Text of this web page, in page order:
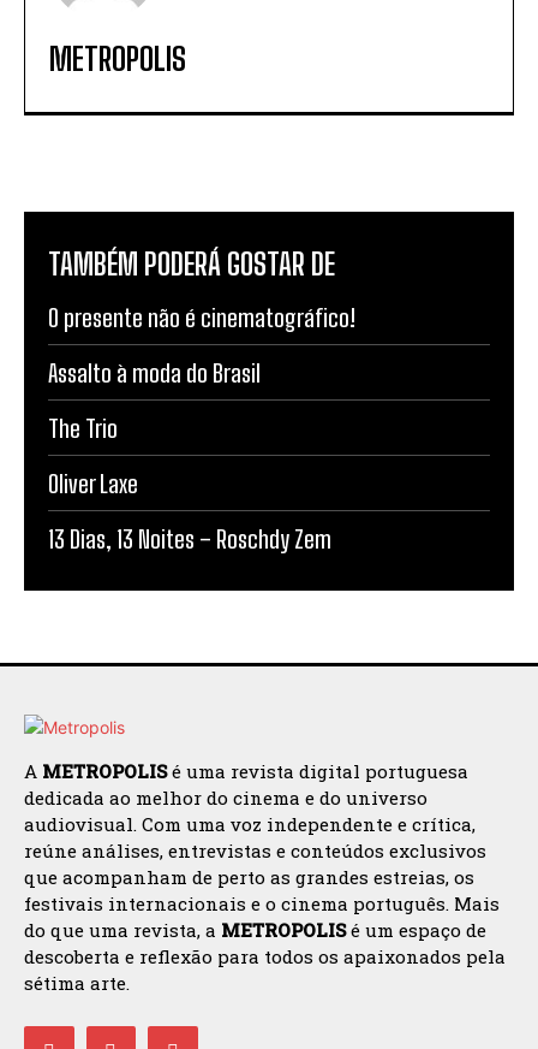
METROPOLIS
TAMBÉM PODERÁ GOSTAR DE
O presente não é cinematográfico!
Assalto à moda do Brasil
The Trio
Oliver Laxe
13 Dias, 13 Noites – Roschdy Zem
A METROPOLISé uma revista digital portuguesa
dedicada ao melhor do cinema e do universo
audiovisual. Com uma voz independente e crítica,
reúne análises, entrevistas e conteúdos exclusivos
que acompanham de perto as grandes estreias, os
festivais internacionais e o cinema português. Mais
do que uma revista, a METROPOLISé um espaço de
descoberta e reflexão para todos os apaixonados pela
sétima arte.